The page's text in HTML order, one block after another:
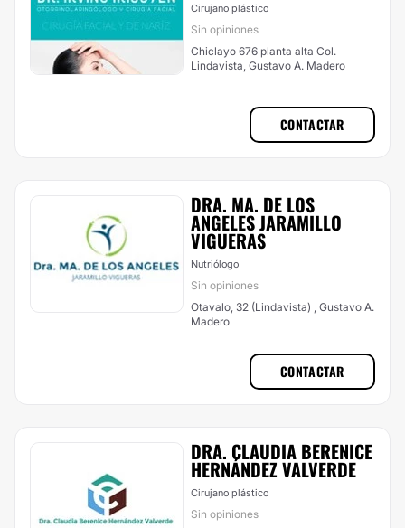
Cirujano plástico
Sin opiniones
Chiclayo 676 planta alta Col.
Lindavista, Gustavo A. Madero
CONTACTAR
DRA. MA. DE LOS
ANGELES JARAMILLO
VIGUERAS
Nutriólogo
Sin opiniones
Otavalo, 32 (Lindavista) , Gustavo A.
Madero
CONTACTAR
DRA. CLAUDIA BERENICE
HERNÁNDEZ VALVERDE
Cirujano plástico
Sin opiniones